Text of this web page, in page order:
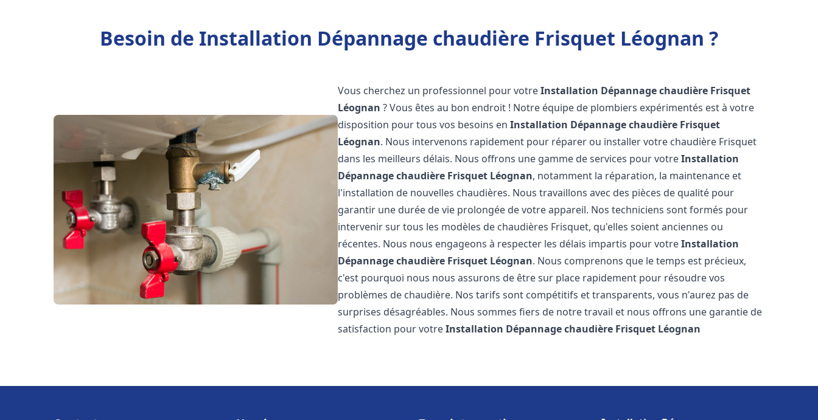
Besoin de Installation Dépannage chaudière Frisquet Léognan ?
Vous cherchez un professionnel pour votreInstallation Dépannage chaudière Frisquet
Léognan ? Vous êtes au bon endroit ! Notre équipe de plombiers expérimentés est à votre
disposition pour tous vos besoins enInstallation Dépannage chaudière Frisquet
Léognan. Nous intervenons rapidement pour réparer ou installer votre chaudière Frisquet
dans les meilleurs délais. Nous offrons une gamme de services pour votreInstallation
Dépannage chaudière Frisquet Léognan, notamment la réparation, la maintenance et
l'installation de nouvelles chaudières. Nous travaillons avec des pièces de qualité pour
garantir une durée de vie prolongée de votre appareil. Nos techniciens sont formés pour
intervenir sur tous les modèles de chaudières Frisquet, qu'elles soient anciennes ou
récentes. Nous nous engageons à respecter les délais impartis pour votreInstallation
Dépannage chaudière Frisquet Léognan. Nous comprenons que le temps est précieux,
c'est pourquoi nous nous assurons de être sur place rapidement pour résoudre vos
problèmes de chaudière. Nos tarifs sont compétitifs et transparents, vous n'aurez pas de
surprises désagréables. Nous sommes fiers de notre travail et nous offrons une garantie de
satisfaction pour votreInstallation Dépannage chaudière Frisquet Léognan